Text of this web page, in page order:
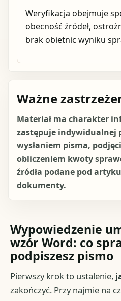
Weryfikacja obejmuje
obecność źródeł,
brak obietnic wyniku
Ważne
Materiał ma charakter
zastępuje indywidualnej
wysłaniem pisma,
obliczeniem kwoty
źródła podane pod
dokumenty.
Wypowiedzenie
wzór Word: co
podpiszesz pismo
Pierwszy krok to ustalenie,
zakończyć. Przy najmie na